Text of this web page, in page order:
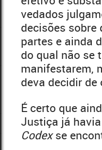
vedados
decisões sobre
partes e ainda
do qual não se
manifestarem,
deva decidir
É certo que
Justiça já
Codexse